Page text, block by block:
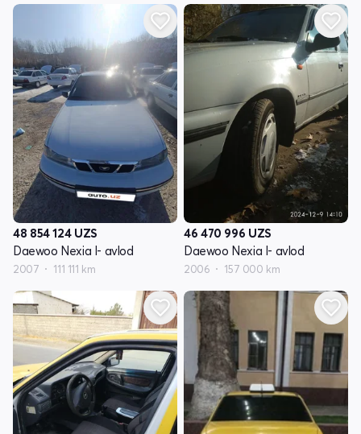
48 854 124 UZS
Daewoo Nexia I- avlod
2007 111 111 km
46 470 996 UZS
Daewoo Nexia I- avlod
2006 157 000 km